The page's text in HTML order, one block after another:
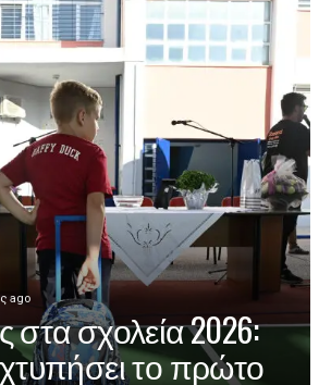
ago
στα σχολεία 2026:
το πρώτο